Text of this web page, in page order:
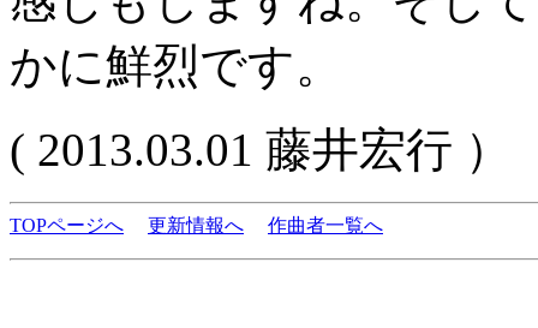
かに鮮烈です。
( 2013.03.01 藤井宏行 ）
TOPページへ 更新情報へ 作曲者一覧へ